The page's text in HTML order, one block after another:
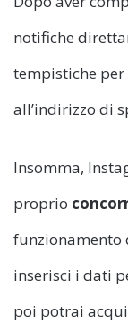
notifiche
tempistiche per
all’indirizzo di
Insomma,
proprio
funzionamento
inserisci i dati
poi potrai